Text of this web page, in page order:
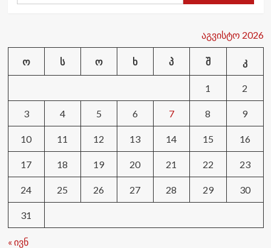
ადგილი
მოეწყო
აგვისტო 2026
ო ს ო ხ პ შ კ
1 2
3 4 5 6 7 8 9
10 11 12 13 14 15 16
17 18 19 20 21 22 23
24 25 26 27 28 29 30
31
« ივნ